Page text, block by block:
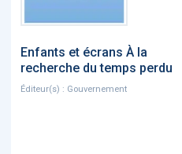
Enfants et écrans À la
recherche du temps perdu
Éditeur(s) : Gouvernement